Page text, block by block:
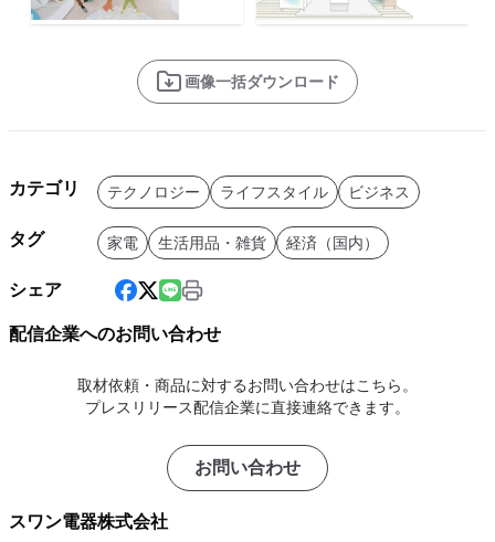
画像一括ダウンロード
カテゴリ テクノロジー ライフスタイル ビジネス
タグ 家電 生活用品・雑貨 経済（国内）
シェア
配信企業へのお問い合わせ
取材依頼・商品に対するお問い合わせはこちら。
プレスリリース配信企業に直接連絡できます。
お問い合わせ
スワン電器株式会社